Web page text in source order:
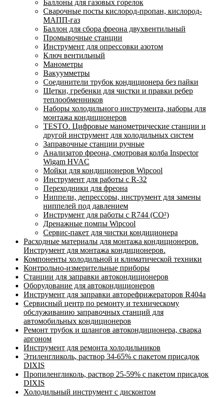
Баллоны для газовых горелок
Сварочные посты кислород-пропан, кислород-
МАПП-газ
Баллон для сбора фреона двухвентильный
Промывочные станции
Инструмент для опрессовки азотом
Ключ вентильный
Манометры
Вакуумметры
Соединители трубок кондиционера без пайки
Щетки, гребенки для чистки и правки ребер
теплообменников
Наборы холодильного инструмента, наборы для
монтажа кондиционеров
TESTO. Цифровые манометрические станции и
другой инструмент для холодильных систем
Заправочные станции ручные
Анализатор фреона, смотровая колба Inspector
Wigam HVAC
Мойки для кондиционеров Wipcool
Инструмент для работы с R-32
Переходники для фреона
Ниппели, депрессоры, инструмент для замены
ниппелей под давлением
Инструмент для работы с R744 (CO²)
Дренажные помпы Wipcool
Сервис-пакет для чистки кондиционера
Расходные материалы для монтажа кондиционеров.
Инструмент для монтажа кондиционеров.
Компоненты холодильной и климатической техники
Контрольно-измерительные приборы
Станции для заправки автокондиционеров
Оборудование для автокондиционеров
Инструмент для заправки авторефрижераторов R404a
Сервисный центр по ремонту и техническому
обслуживанию заправочных станций для
автомобильных кондиционеров
Ремонт трубок и шлангов автокондиционера, сварка
аргоном
Инструмент для ремонта холодильников
Этиленгликоль, раствор 34-65% с пакетом присадок
DIXIS
Пропиленгликоль, раствор 25-59% с пакетом присадок
DIXIS
Холодильный инструмент с дисконтом